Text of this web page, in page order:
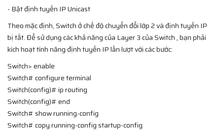
- Bật định tuyến IP Unicast
Theo mặc định, Switch ở chế độ chuyển đổi lớp 2 và định tuyến IP
bị tắt. Để sử dụng các khả năng của Layer 3 của Switch , bạn phải
kích hoạt tính năng định tuyến IP lần lượt với các bước:
Switch> enable
Switch# configure terminal
Switch(config)# ip routing
Switch(config)# end
Switch# show running-config
Switch# copy running-config startup-config